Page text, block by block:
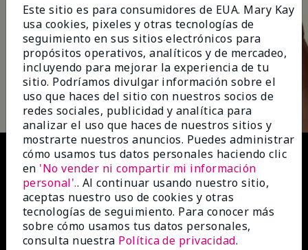
Play
Video
Este sitio es para consumidores de EUA. Mary Kay
usa cookies, pixeles y otras tecnologías de
seguimiento en sus sitios electrónicos para
propósitos operativos, analíticos y de mercadeo,
incluyendo para mejorar la experiencia de tu
sitio. Podríamos divulgar información sobre el
uso que haces del sitio con nuestros socios de
redes sociales, publicidad y analítica para
analizar el uso que haces de nuestros sitios y
mostrarte nuestros anuncios. Puedes administrar
cómo usamos tus datos personales haciendo clic
en 'No vender ni compartir mi información
personal'.. Al continuar usando nuestro sitio,
aceptas nuestro uso de cookies y otras
tecnologías de seguimiento. Para conocer más
sobre cómo usamos tus datos personales,
consulta nuestra Política de privacidad.